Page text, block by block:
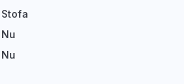
Stofa
Nu
Nu